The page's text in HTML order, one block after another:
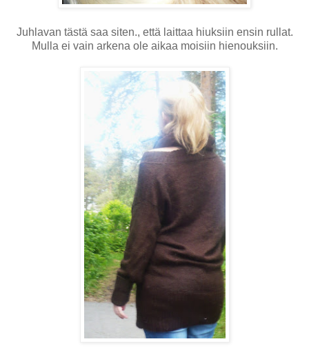
Juhlavan tästä saa siten., että laittaa hiuksiin ensin rullat.
Mulla ei vain arkena ole aikaa moisiin hienouksiin.